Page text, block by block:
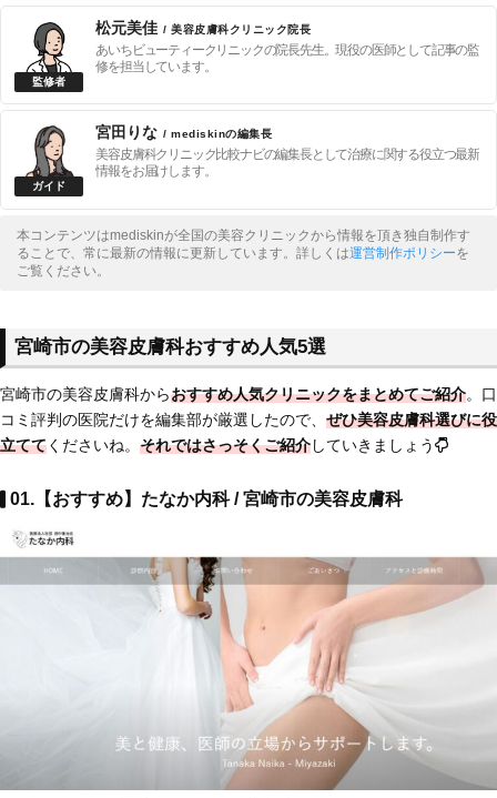
松元美佳 / 美容皮膚科クリニック院長
あいちビューティークリニックの院長先生。現役の医師として記事の監
修を担当しています。
宮田りな / mediskinの編集長
美容皮膚科クリニック比較ナビの編集長として治療に関する役立つ最新
情報をお届けします。
本コンテンツはmediskinが全国の美容クリニックから情報を頂き独自制作す
ることで、常に最新の情報に更新しています。詳しくは運営制作ポリシーを
ご覧ください。
宮崎市の美容皮膚科おすすめ人気5選
宮崎市の美容皮膚科からおすすめ人気クリニックをまとめてご紹介。口
コミ評判の医院だけを編集部が厳選したので、 ぜひ美容皮膚科選びに役
立ててくださいね。 それではさっそくご紹介していきましょう
01.【おすすめ】たなか内科 / 宮崎市の美容皮膚科